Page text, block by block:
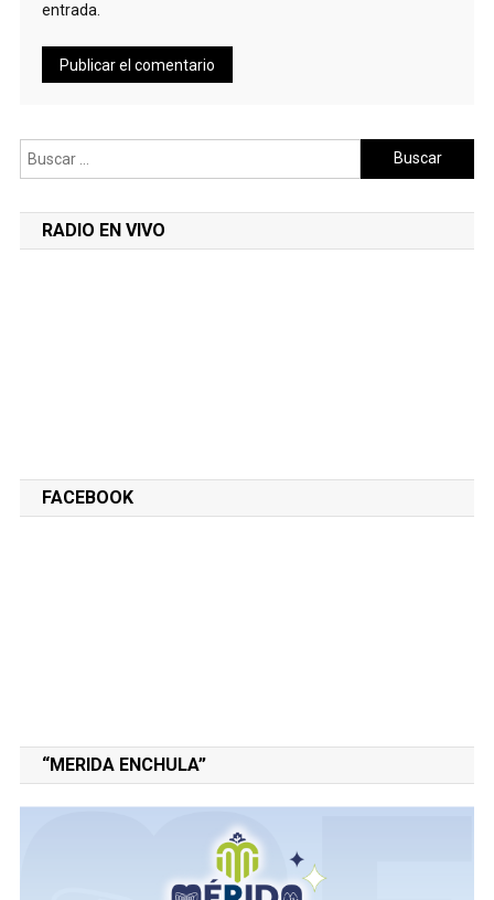
entrada.
Buscar:
RADIO EN VIVO
FACEBOOK
“MERIDA ENCHULA”